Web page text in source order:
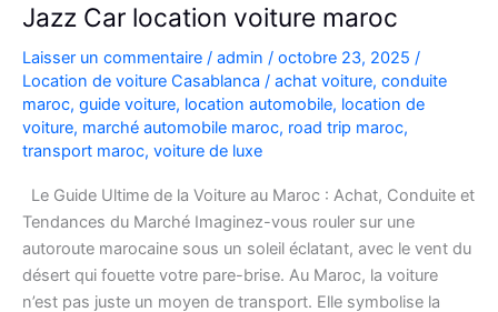
Jazz Car location voiture maroc
Laisser un commentaire / admin / octobre 23, 2025 /
Location de voiture Casablanca / achat voiture, conduite
maroc, guide voiture, location automobile, location de
voiture, marché automobile maroc, road trip maroc,
transport maroc, voiture de luxe
Le Guide Ultime de la Voiture au Maroc : Achat, Conduite et
Tendances du Marché Imaginez-vous rouler sur une
autoroute marocaine sous un soleil éclatant, avec le vent du
désert qui fouette votre pare-brise. Au Maroc, la voiture
n’est pas juste un moyen de transport. Elle symbolise la